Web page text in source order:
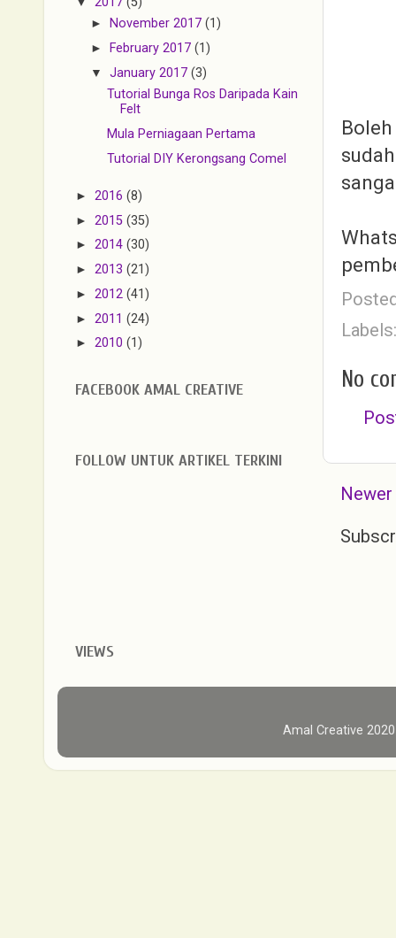
No
► November 2017(1)
► February 2017(1)
▼January 2017(3)
Tutorial Bunga Ros Daripada Kain
Felt
Mula Perniagaan Pertama
Tutorial DIY Kerongsang Comel
► 2016 (8)
► 2015 (35)
► 2014 (30)
► 2013 (21)
► 2012 (41)
► 2011 (24)
► 2010 (1)
FACEBOOK AMAL CREATIVE
FOLLOW UNTUK ARTIKEL TERKINI
VIEWS
Amal Creative